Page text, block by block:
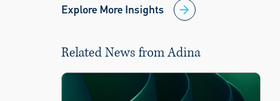
Explore More Insights
Related News from Adina